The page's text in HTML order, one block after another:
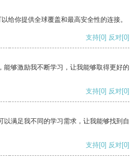
给你提供全球覆盖和最高安全性的连接。
支持[0] 反对[0]
能够激励我不断学习，让我能够取得更好的
支持[0] 反对[0]
以满足我不同的学习需求，让我能够找到自
支持[0] 反对[0]